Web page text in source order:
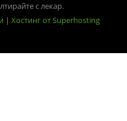
с лекар.
| Хостинг от Superhosting